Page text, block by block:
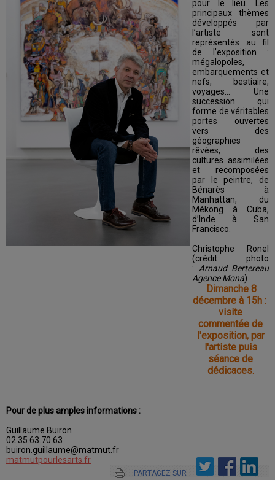
pour le lieu. Les
principaux thèmes
développés par
l’artiste sont
représentés au fil
de l’exposition :
mégalopoles,
embarquements et
nefs, bestiaire,
voyages... Une
succession qui
forme de véritables
portes ouvertes
vers des
géographies
rêvées, des
cultures assimilées
et recomposées
par le peintre, de
Bénarès à
Manhattan, du
Mékong à Cuba,
d’Inde à San
Francisco.
Christophe Ronel
(crédit photo
: Arnaud Bertereau
Agence Mona)
Dimanche 8
décembre à 15h :
visite
commentée de
l'exposition, par
l'artiste puis
séance de
dédicaces.
Pour de plus amples informations :
Guillaume Buiron
02.35.63.70.63
buiron.guillaume@matmut.fr
matmutpourlesarts.fr
PARTAGEZ SUR